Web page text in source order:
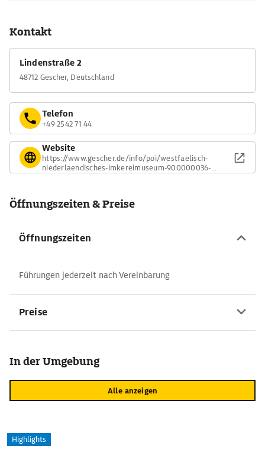
Kontakt
Lindenstraße 2
48712 Gescher, Deutschland
Telefon
+49 2542 71 44
Website
https://www.gescher.de/info/poi/westfaelisch-
niederlaendisches-imkereimuseum-900000036-
Öffnungszeiten & Preise
Öffnungszeiten
Führungen jederzeit nach Vereinbarung
Preise
In der Umgebung
Alle anzeigen
Highlights